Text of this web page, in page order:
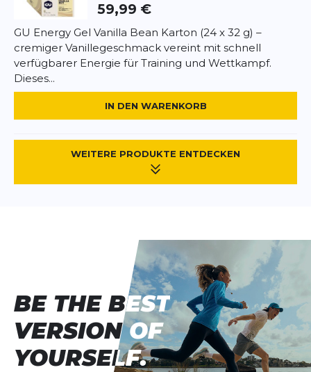
59,99 €
GU Energy Gel Vanilla Bean Karton (24 x 32 g) –
cremiger Vanillegeschmack vereint mit schnell
verfügbarer Energie für Training und Wettkampf.
Dieses...
IN DEN WARENKORB
WEITERE PRODUKTE ENTDECKEN
BE THE BEST
VERSION OF
YOURSELF.
BE THE BEST
VERSION OF
YOURSELF.